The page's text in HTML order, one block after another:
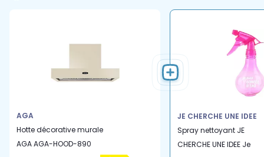
AGA
Hotte décorative murale
AGA AGA-HOOD-890
JE CHERCHE UNE IDEE
Spray nettoyant JE
CHERCHE UNE IDEE Je